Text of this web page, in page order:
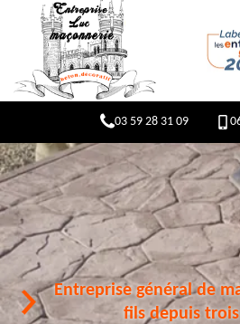
03 59 28 31 09
Entreprise général de
fils depuis